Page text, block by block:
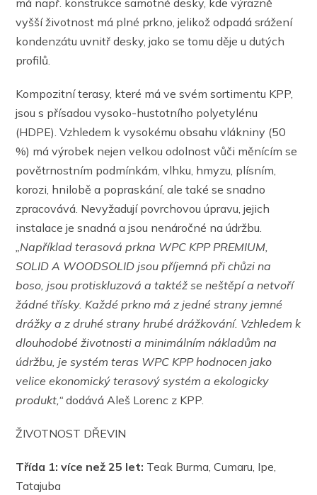
má např. konstrukce samotné desky, kde výrazně
vyšší životnost má plné prkno, jelikož odpadá srážení
kondenzátu uvnitř desky, jako se tomu děje u dutých
profilů.
Kompozitní terasy, které má ve svém sortimentu KPP,
jsou s přísadou vysoko-hustotního polyetylénu
(HDPE). Vzhledem k vysokému obsahu vlákniny (50
%) má výrobek nejen velkou odolnost vůči měnícím se
povětrnostním podmínkám, vlhku, hmyzu, plísním,
korozi, hnilobě a popraskání, ale také se snadno
zpracovává. Nevyžadují povrchovou úpravu, jejich
instalace je snadná a jsou nenáročné na údržbu.
„Například terasová prkna WPC KPP PREMIUM,
SOLID A WOODSOLIDjsou příjemná při chůzi na
boso, jsou protiskluzová a taktéž se neštěpí a netvoří
žádné třísky. Každé prkno má z jedné strany jemné
drážky a z druhé strany hrubé drážkování. Vzhledem k
dlouhodobé životnosti a minimálním nákladům na
údržbu, je systém teras WPC KPP hodnocen jako
velice ekonomický terasový systém a ekologicky
produkt,“ dodává Aleš Lorenc z KPP.
ŽIVOTNOST DŘEVIN
Třída 1: více než 25 let: Teak Burma, Cumaru, Ipe,
Tatajuba